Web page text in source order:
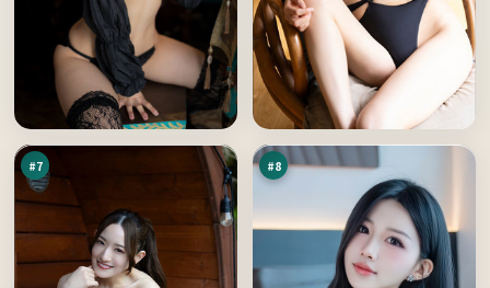
#7
魂万
#8
冷
月
踪
89
万